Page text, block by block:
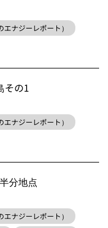
ナジーレポート）
その1
ナジーレポート）
分地点
ナジーレポート）